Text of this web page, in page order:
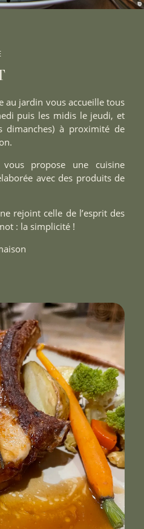
au jardin vous accueille tous
puis les midis le jeudi, et
dimanches) à proximité de
propose une cuisine
avec des produits de
rejoint celle de l’esprit des
: la simplicité !